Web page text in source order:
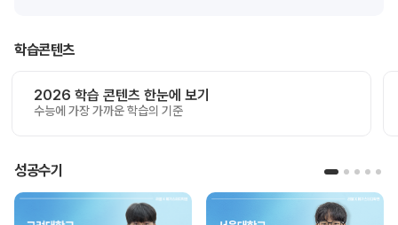
학습콘텐츠
2026 학습 콘텐츠 한눈에 보기
수능에 가장 가까운 학습의 기준
성공수기